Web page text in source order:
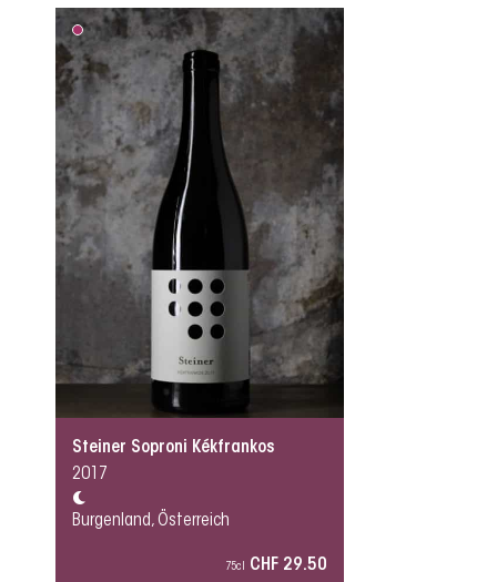
Steiner Soproni Kékfrankos
2017
Burgenland, Österreich
75cl CHF 29.50